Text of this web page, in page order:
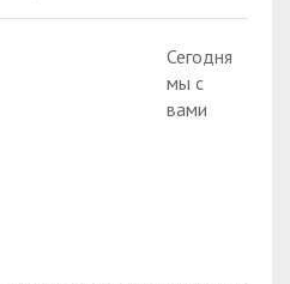
Сегодня
мы с
вами